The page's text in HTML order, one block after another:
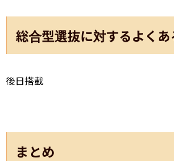
総合型選抜に対するよく
後日搭載
まとめ